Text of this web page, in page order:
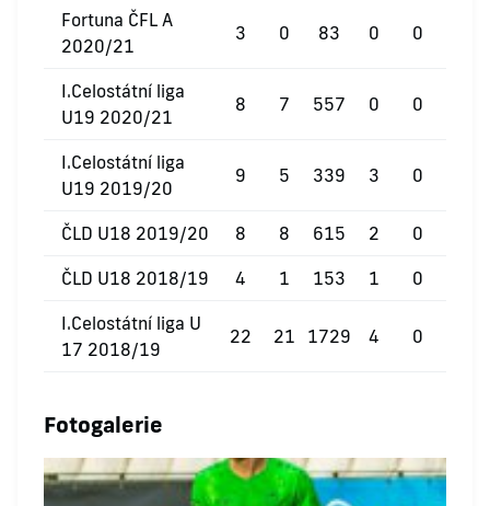
Fortuna ČFL A
2020/21
3 0 83 0 0
I.Celostátní liga
U19 2020/21
8 7 557 0 0
I.Celostátní liga
U19 2019/20
9 5 339 3 0
ČLD U18 2019/20 8 8 615 2 0
ČLD U18 2018/19 4 1 153 1 0
I.Celostátní liga U
17 2018/19
22 21 1729 4 0
Fotogalerie